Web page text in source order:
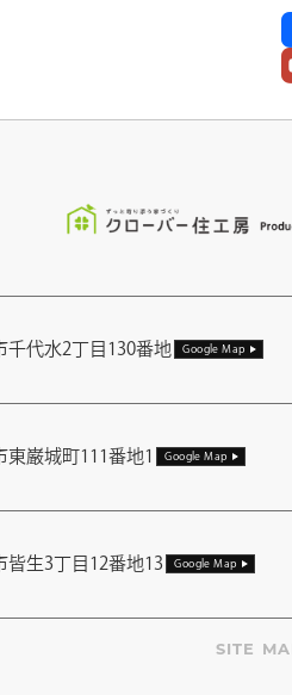
千代水2丁目130番地 Google Map
東巌城町111番地1 Google Map
皆生3丁目12番地13 Google Map
SITE